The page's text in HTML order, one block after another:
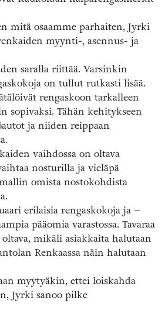
mitä osaamme parhaiten, Jyrki
myynti-, asennus- ja
saralla riittää. Varsinkin
on tullut rutkasti lisää.
rengaskoon tarkalleen
sopivaksi. Tähän kehitykseen
ja niiden reippaan
vaihdossa on oltava
nosturilla ja vieläpä
omista nostokohdista
erilaisia rengaskokoja ja –
pääomia varastossa. Tavaraa
oltava, mikäli asiakkaita halutaan
Renkaassa näin halutaan
myytyäkin, ettei loiskahda
Jyrki sanoo pilke